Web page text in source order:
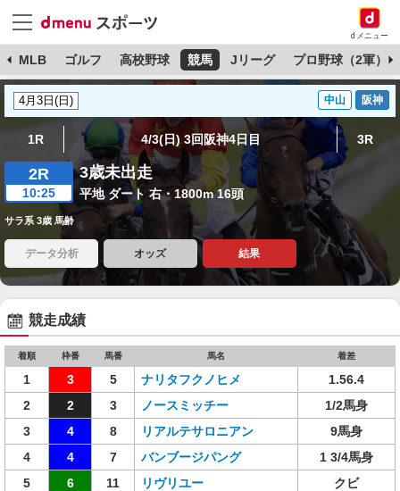
dメニュー
MLB ゴルフ 高校野球 競馬 Jリーグ プロ野球（2軍）
中山 阪神
1R 4/3(日) 3回阪神4日目 3R
2R
10:25
3歳未出走
平地 ダート 右・1800m 16頭
サラ系 3歳 馬齢
データ分析 オッズ 結果
競走成績
着順 枠番 馬番 馬名 着差
1 3 5 ナリタフクノヒメ
1.56.4
2
2 3 ノースミッチー
1/2馬身
3
4 8 リアルテサロニアン
9馬身
4
4 7 バンブージパング
1 3/4馬身
5
6 11 リヴリユー
クビ